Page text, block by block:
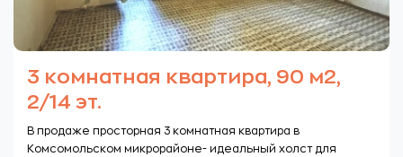
3 комнатная квартира, 90 м2,
2/14 эт.
В продаже просторная 3 комнатная квартира в
Комсомольском микрорайоне- идеальный холст для